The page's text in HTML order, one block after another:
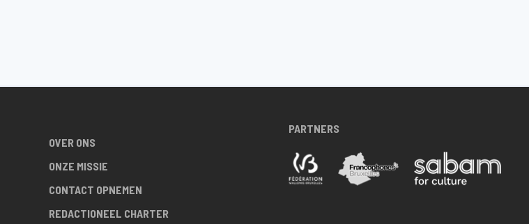
OVER ONS
ONZE MISSIE
CONTACT OPNEMEN
REDACTIONEEL CHARTER
PARTNERS